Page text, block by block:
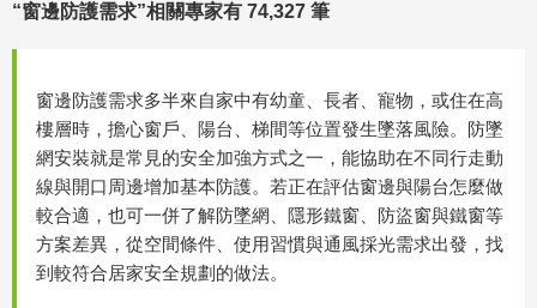
“窗邊防護需求”相關專家有 74,327 筆
窗邊防護需求多半來自家中有幼童、長者、寵物，或住在高
樓層時，擔心窗戶、陽台、梯間等位置發生墜落風險。防墜
網安裝就是常見的安全加強方式之一，能協助在不同行走動
線與開口周邊增加基本防護。若正在評估窗邊與陽台怎麼做
較合適，也可一併了解防墜網、隱形鐵窗、防盜窗與鐵窗等
方案差異，從空間條件、使用習慣與通風採光需求出發，找
到較符合居家安全規劃的做法。